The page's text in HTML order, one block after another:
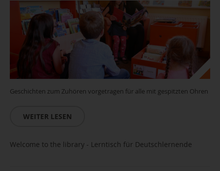
Geschichten zum Zuhören vorgetragen für alle mit gespitzten Ohren
WEITER LESEN
Welcome to the library - Lerntisch für Deutschlernende